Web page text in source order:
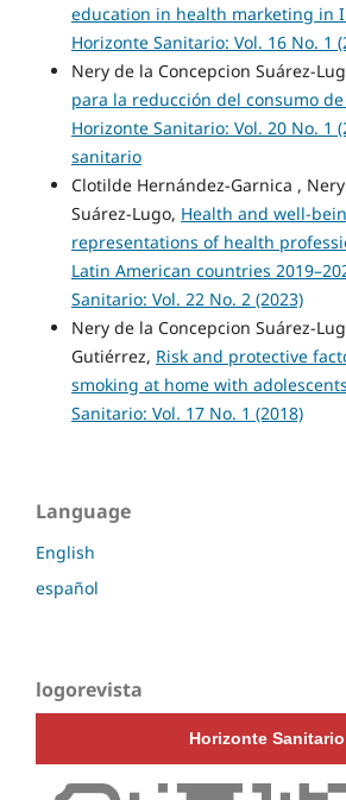
education in health marketing in
Horizonte Sanitario: Vol. 16 No. 1
Nery de la Concepcion Suárez-
para la reducción del consumo
Horizonte Sanitario: Vol. 20 No. 1
sanitario
Clotilde Hernández-Garnica ,
Suárez-Lugo, Health and well-
representations of health
Latin American countries
Sanitario: Vol. 22 No. 2 (2023)
Nery de la Concepcion Suárez-
Gutiérrez, Risk and protective
smoking at home with
Sanitario: Vol. 17 No. 1 (2018)
Language
English
español
logorevista
Horizonte Sanitario